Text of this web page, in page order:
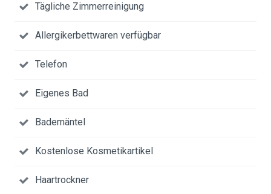
Tägliche Zimmerreinigung
Allergikerbettwaren verfügbar
Telefon
Eigenes Bad
Bademäntel
Kostenlose Kosmetikartikel
Haartrockner